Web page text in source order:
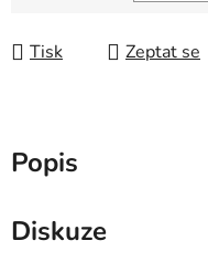
Tisk Zeptat se
Popis
Diskuze